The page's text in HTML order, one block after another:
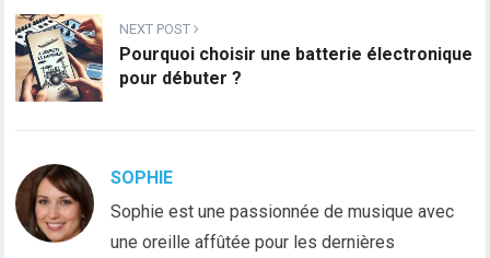
NEXT POST
Pourquoi choisir une batterie électronique
pour débuter ?
SOPHIE
Sophie est une passionnée de musique avec
une oreille affûtée pour les dernières